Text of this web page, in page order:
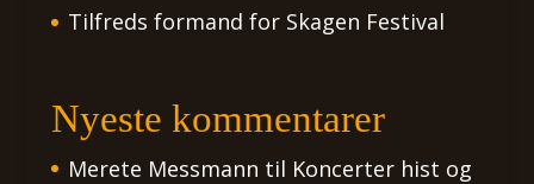
Tilfreds formand for Skagen Festival
Nyeste kommentarer
Merete Messmann til Koncerter hist og